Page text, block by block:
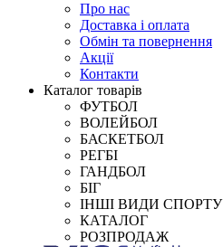
Про нас
Доставка і оплата
Обмін та повернення
Акції
Контакти
Каталог товарів
ФУТБОЛ
ВОЛЕЙБОЛ
БАСКЕТБОЛ
РЕГБІ
ГАНДБОЛ
БІГ
ІНШІ ВИДИ СПОРТУ
КАТАЛОГ
РОЗПРОДАЖ